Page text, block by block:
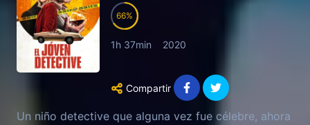
66
1h 37min 2020
Compartir
Un niño detective que alguna vez fue célebre, ahora